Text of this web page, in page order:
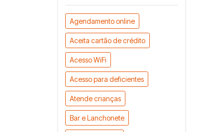
Agendamento online
Aceita cartão de crédito
Acesso WiFi
Acesso para deficientes
Atende crianças
Bar e Lanchonete